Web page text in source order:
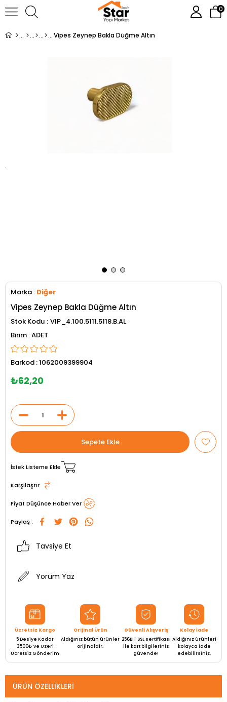
0
Vipes Zeynep Bakla Düğme Altın
Marka : Diğer
Vipes Zeynep Bakla Düğme Altın
Stok Kodu VIP_4.100.5111.5118.B.AL
ADET
Barkod :1062009399904
₺62,20
İstek Listeme Ekle
Karşılaştır
Fiyat Düşünce Haber Ver
Paylaş :
Tavsiye Et
Yorum Yaz
Ücretsiz Kargo
5 Desiye Kadar
3500₺ ve Üzeri
Ücretsiz Gönderim
Orijinal Ürün
Aldığınız bütün ürünler
orijinaldir.
Güvenli Alışveriş
256BIT SSL sertifikası
ile kart bilgileriniz
güvende!
Kolay İade
Aldığınız ürünleri
kolayca iade
edebilirsiniz.
ÜRÜN ÖZELLIKLERI